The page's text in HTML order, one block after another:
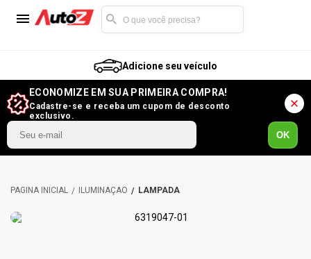
Adicione seu veículo
ECONOMIZE EM SUA PRIMEIRA COMPRA!
Cadastre-se e receba um cupom de desconto
exclusivo.
OK
ILUMINAÇÃO LÂMPADA